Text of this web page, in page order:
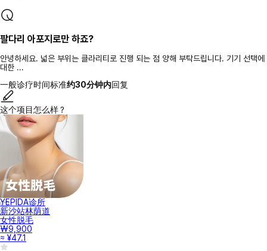
팔다리 아포지로만 하죠?
안녕하세요. 넓은 부위는 클라리티로 진행 되는 점 양해 부탁드립니다. 기기 선택에
대한 ...
一般诊疗时间标准约30分钟内回复
这个项目怎么样？
YEPIDA诊所
新沙站林荫道
女性脱毛
₩9,900
≈ ¥47.1